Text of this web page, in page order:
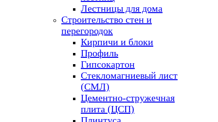
Лестницы для дома
Строительство стен и
перегородок
Кирпичи и блоки
Профиль
Гипсокартон
Стекломагниевый лист
(СМЛ)
Цементно-стружечная
плита (ЦСП)